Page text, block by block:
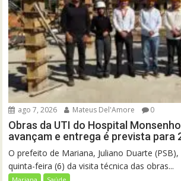
ago 7, 2026 Mateus Del'Amore 0
Obras da UTI do Hospital
avançam e entrega é prevista para
O prefeito de Mariana, Juliano Duarte
quinta-feira (6) da visita técnica das obras...